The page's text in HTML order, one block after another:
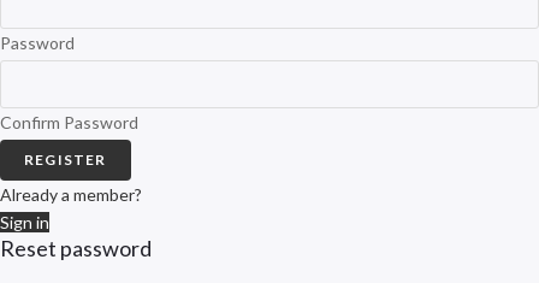
Password
Confirm Password
REGISTER
Already a member?
Sign in
Reset password